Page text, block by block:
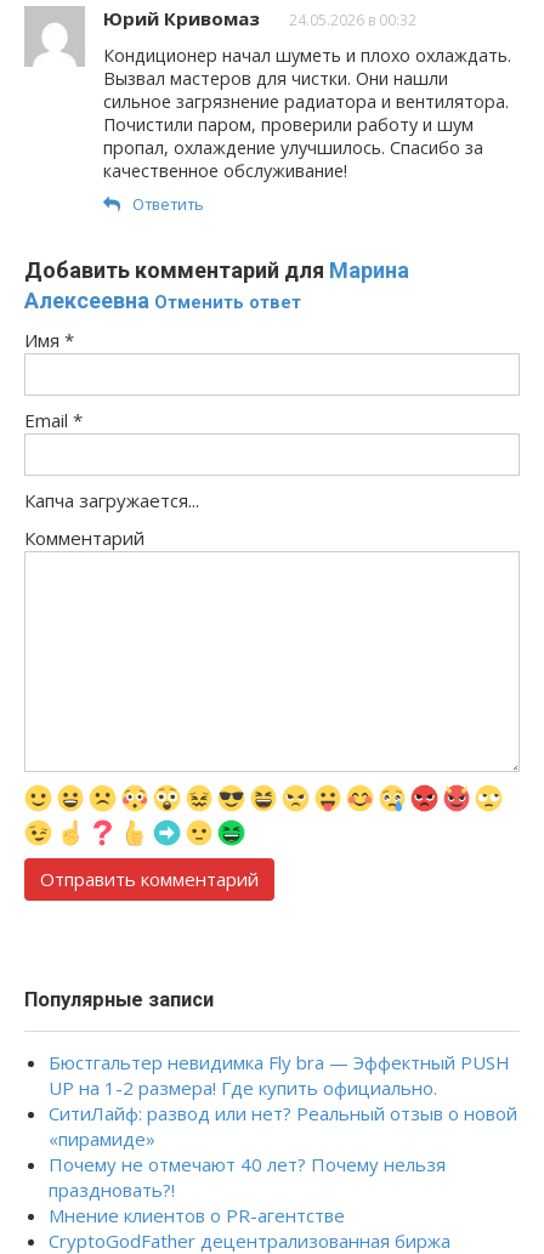
Юрий Кривомаз 24.05.2026 в 00:32
Кондиционер начал шуметь и плохо охлаждать.
Вызвал мастеров для чистки. Они нашли
сильное загрязнение радиатора и вентилятора.
Почистили паром, проверили работу и шум
пропал, охлаждение улучшилось. Спасибо за
качественное обслуживание!
Ответить
Добавить комментарий для Марина
Алексеевна Отменить ответ
Имя *
Email *
Капча загружается...
Комментарий
Популярные записи
Бюстгальтер невидимка Fly bra — Эффектный PUSH
UP на 1-2 размера! Где купить официально.
СитиЛайф: развод или нет? Реальный отзыв о новой
«пирамиде»
Почему не отмечают 40 лет? Почему нельзя
праздновать?!
Мнение клиентов о PR-агентстве
CryptoGodFather децентрализованная биржа